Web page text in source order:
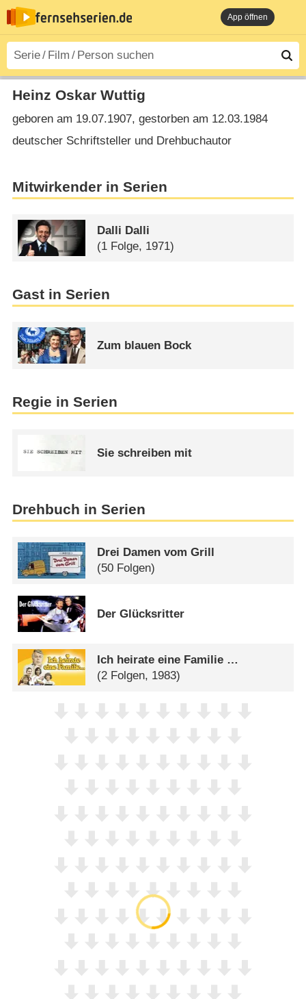
App öffnen
Heinz Oskar Wuttig
geboren am 19.07.1907, gestorben am 12.03.1984
deutscher Schriftsteller und Drehbuchautor
Mitwirkender in Serien
Dalli Dalli
(1 Folge, 1971)
Gast in Serien
Zum blauen Bock
Regie in Serien
Sie schreiben mit
Drehbuch in Serien
Drei Damen vom Grill
(50 Folgen)
Der Glücksritter
Ich heirate eine Familie …
(2 Folgen, 1983)